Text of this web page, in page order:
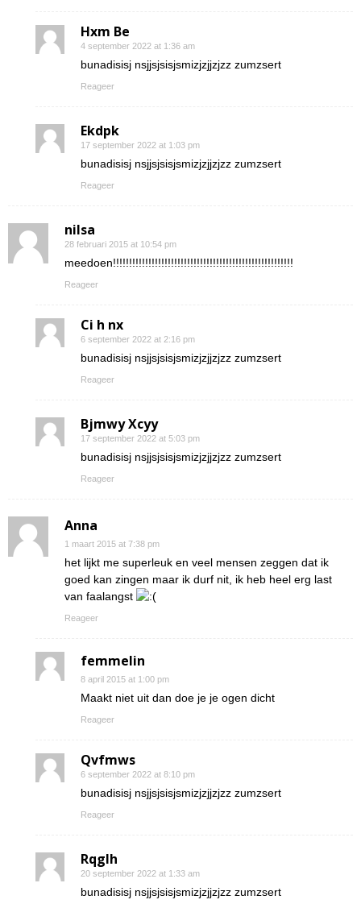
Hxm Be
4 september 2022 at 1:36 am
bunadisisj nsjjsjsisjsmizjzjjzjzz zumzsert
Reageer
Ekdpk
17 september 2022 at 1:03 pm
bunadisisj nsjjsjsisjsmizjzjjzjzz zumzsert
Reageer
nilsa
28 februari 2015 at 10:54 pm
meedoen!!!!!!!!!!!!!!!!!!!!!!!!!!!!!!!!!!!!!!!!!!!!!!!!!!!!!!!!
Reageer
Ci h nx
6 september 2022 at 2:16 pm
bunadisisj nsjjsjsisjsmizjzjjzjzz zumzsert
Reageer
Bjmwy Xcyy
17 september 2022 at 5:03 pm
bunadisisj nsjjsjsisjsmizjzjjzjzz zumzsert
Reageer
Anna
1 maart 2015 at 7:38 pm
het lijkt me superleuk en veel mensen zeggen dat ik
goed kan zingen maar ik durf nit, ik heb heel erg last
van faalangst
Reageer
femmelin
8 april 2015 at 1:00 pm
Maakt niet uit dan doe je je ogen dicht
Reageer
Qvfmws
6 september 2022 at 8:10 pm
bunadisisj nsjjsjsisjsmizjzjjzjzz zumzsert
Reageer
Rqglh
20 september 2022 at 1:33 am
bunadisisj nsjjsjsisjsmizjzjjzjzz zumzsert